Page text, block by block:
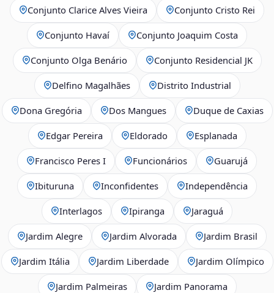
Conjunto Clarice Alves Vieira Conjunto Cristo Rei
Conjunto Havaí Conjunto Joaquim Costa
Conjunto Olga Benário Conjunto Residencial JK
Delfino Magalhães Distrito Industrial
Dona Gregória Dos Mangues Duque de Caxias
Edgar Pereira Eldorado Esplanada
Francisco Peres I Funcionários Guarujá
Ibituruna Inconfidentes Independência
Interlagos Ipiranga Jaraguá
Jardim Alegre Jardim Alvorada Jardim Brasil
Jardim Itália Jardim Liberdade Jardim Olímpico
Jardim Palmeiras Jardim Panorama